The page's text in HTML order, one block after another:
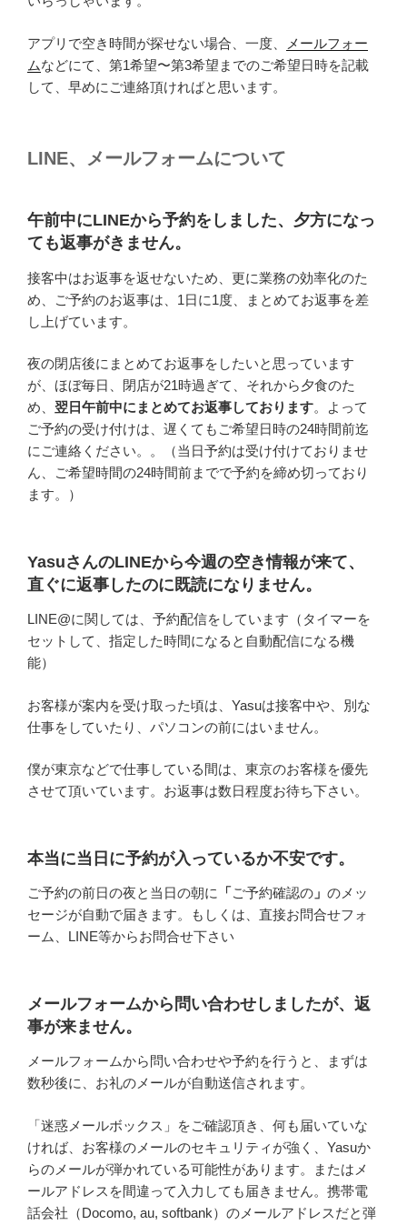
アプリで空き時間が探せない場合、一度、
メールフォー
ムなどにて、第1希望〜第3希望までのご希望日時を記載
して、早めにご連絡頂ければと思います。
LINE、メールフォームについて
午前中にLINEから予約をしました、夕方になっ
ても返事がきません。
接客中はお返事を返せないため、更に業務の効率化のた
め、ご予約のお返事は、1日に1度、まとめてお返事を差
し上げています。
夜の閉店後にまとめてお返事をしたいと思っています
が、ほぼ毎日、閉店が21時過ぎて、それから夕食のた
め、 翌日午前中にまとめてお返事しております。よって
ご予約の受け付けは、遅くてもご希望日時の24時間前迄
にご連絡ください。。（当日予約は受け付けておりませ
ん、ご希望時間の24時間前までで予約を締め切っており
ます。）
YasuさんのLINEから今週の空き情報が来て、
直ぐに返事したのに既読になりません。
LINE@に関しては、予約配信をしています（タイマーを
セットして、指定した時間になると自動配信になる機
能）
お客様が案内を受け取った頃は、Yasuは接客中や、別な
仕事をしていたり、パソコンの前にはいません。
僕が東京などで仕事している間は、東京のお客様を優先
させて頂いています。お返事は数日程度お待ち下さい。
本当に当日に予約が入っているか不安です。
ご予約の前日の夜と当日の朝に 「 ご予約確認の 」 のメッ
セージが自動で届きます。もしくは、直接お問合せフォ
ーム、LINE等からお問合せ下さい
メールフォームから問い合わせしましたが、返
事が来ません。
メールフォームから問い合わせや予約を行うと、まずは
数秒後に、お礼のメールが自動送信されます。
「迷惑メールボックス」をご確認頂き、何も届いていな
ければ、お客様のメールのセキュリティが強く、Yasuか
らのメールが弾かれている可能性があります。またはメ
ールアドレスを間違って入力しても届きません。携帯電
話会社（Docomo, au, softbank）のメールアドレスだと弾